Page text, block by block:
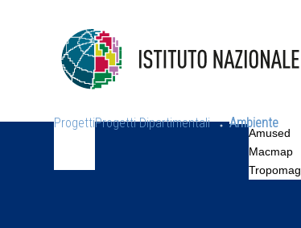
ProgettiProgetti Dipartimentali Ambiente
Amused
Macmap
Tropomag